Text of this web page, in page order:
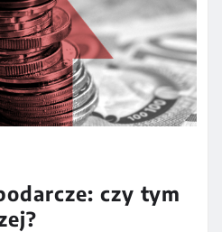
czy tym